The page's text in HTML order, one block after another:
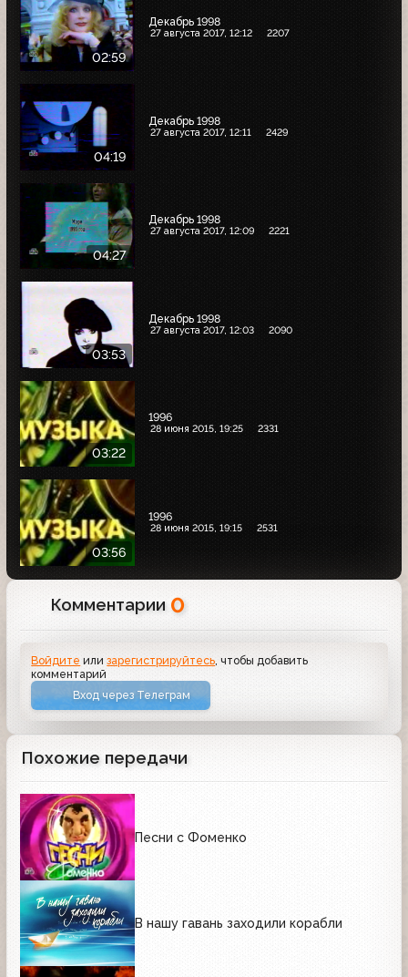
02:59
Декабрь 1998
27 августа 2017, 12:12 2207
04:19
Декабрь 1998
27 августа 2017, 12:11 2429
04:27
Декабрь 1998
27 августа 2017, 12:09 2221
03:53
Декабрь 1998
27 августа 2017, 12:03 2090
03:22
1996
28 июня 2015, 19:25 2331
03:56
1996
28 июня 2015, 19:15 2531
Комментарии 0
Войдите илизарегистрируйтесь , чтобы добавить
комментарий
Вход через Телеграм
Похожие передачи
Песни с Фоменко
В нашу гавань заходили корабли